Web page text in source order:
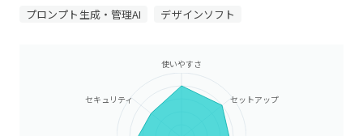
プロンプト生成・管理AI
デザインソフト
使いやすさ
セットアップ
セキュリティ